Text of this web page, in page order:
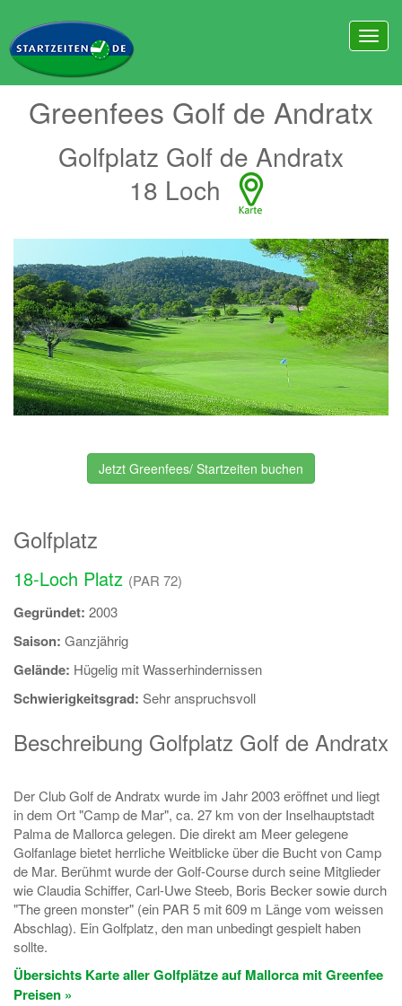
Greenfees Golf de Andratx
Golfplatz Golf de Andratx
18 Loch
Jetzt Greenfees/ Startzeiten buchen
Golfplatz
18-Loch Platz (PAR 72)
Gegründet: 2003
Saison: Ganzjährig
Gelände: Hügelig mit Wasserhindernissen
Schwierigkeitsgrad: Sehr anspruchsvoll
Beschreibung Golfplatz Golf de Andratx
Der Club Golf de Andratx wurde im Jahr 2003 eröffnet und liegt
in dem Ort "Camp de Mar", ca. 27 km von der Inselhauptstadt
Palma de Mallorca gelegen. Die direkt am Meer gelegene
Golfanlage bietet herrliche Weitblicke über die Bucht von Camp
de Mar. Berühmt wurde der Golf-Course durch seine Mitglieder
wie Claudia Schiffer, Carl-Uwe Steeb, Boris Becker sowie durch
"The green monster" (ein PAR 5 mit 609 m Länge vom weissen
Abschlag). Ein Golfplatz, den man unbedingt gespielt haben
sollte.
Übersichts Karte aller Golfplätze auf Mallorca mit Greenfee
Preisen »